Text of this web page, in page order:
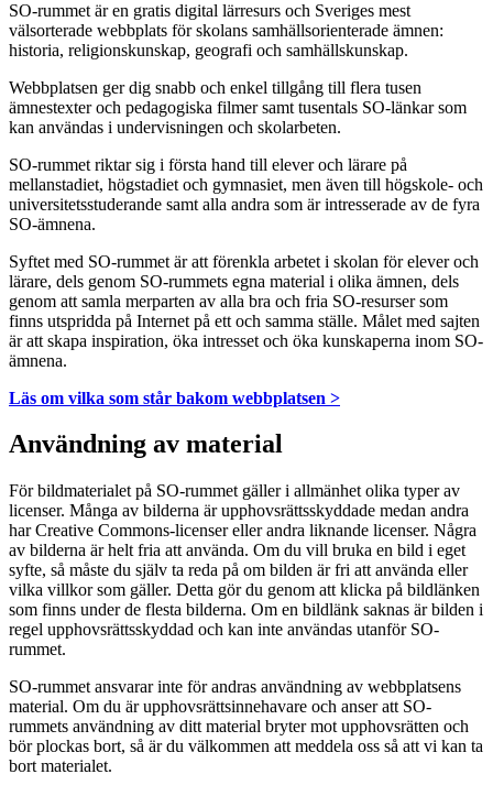
SO-rummet är en gratis digital lärresurs och Sveriges mest
välsorterade webbplats för skolans samhällsorienterade ämnen:
historia, religionskunskap, geografi och samhällskunskap.
Webbplatsen ger dig snabb och enkel tillgång till flera tusen
ämnestexter och pedagogiska filmer samt tusentals SO-länkar som
kan användas i undervisningen och skolarbeten.
SO-rummet riktar sig i första hand till elever och lärare på
mellanstadiet, högstadiet och gymnasiet, men även till högskole- och
universitetsstuderande samt alla andra som är intresserade av de fyra
SO-ämnena.
Syftet med SO-rummet är att förenkla arbetet i skolan för elever och
lärare, dels genom SO-rummets egna material i olika ämnen, dels
genom att samla merparten av alla bra och fria SO-resurser som
finns utspridda på Internet på ett och samma ställe. Målet med sajten
är att skapa inspiration, öka intresset och öka kunskaperna inom SO-
ämnena.
Läs om vilka som står bakom webbplatsen >
Användning av material
För bildmaterialet på SO-rummet gäller i allmänhet olika typer av
licenser. Många av bilderna är upphovsrättsskyddade medan andra
har Creative Commons-licenser eller andra liknande licenser. Några
av bilderna är helt fria att använda. Om du vill bruka en bild i eget
syfte, så måste du själv ta reda på om bilden är fri att använda eller
vilka villkor som gäller. Detta gör du genom att klicka på bildlänken
som finns under de flesta bilderna. Om en bildlänk saknas är bilden i
regel upphovsrättsskyddad och kan inte användas utanför SO-
rummet.
SO-rummet ansvarar inte för andras användning av webbplatsens
material. Om du är upphovsrättsinnehavare och anser att SO-
rummets användning av ditt material bryter mot upphovsrätten och
bör plockas bort, så är du välkommen att meddela oss så att vi kan ta
bort materialet.